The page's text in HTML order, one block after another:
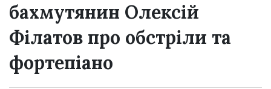
бахмутянин Олексій
Філатов про обстріли та
фортепіано